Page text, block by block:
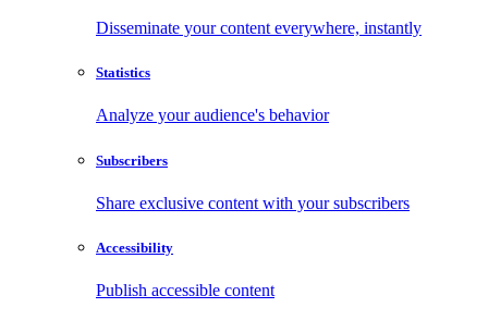
Disseminate your content everywhere, instantly
Statistics
Analyze your audience's behavior
Subscribers
Share exclusive content with your subscribers
Accessibility
Publish accessible content